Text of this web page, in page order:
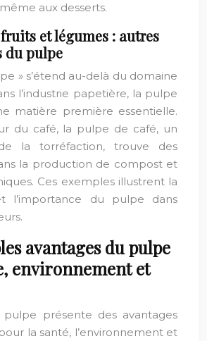
aux desserts.
et légumes : autres
du pulpe
» s’étend au-delà du domaine
l’industrie papetière, la pulpe
matière première essentielle.
du café, la pulpe de café, un
la torréfaction, trouve des
la production de compost et
Ces exemples illustrent la
l’importance du pulpe dans
avantages du pulpe
environnement et
pulpe présente des avantages
la santé, l’environnement et